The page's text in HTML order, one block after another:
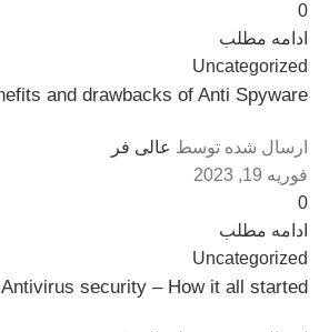
0
ادامه مطلب
Uncategorized
and drawbacks of Anti Spyware
ارسال شده توسط عالی فر
فوریه 19, 2023
0
ادامه مطلب
Uncategorized
Antivirus security – How it all started